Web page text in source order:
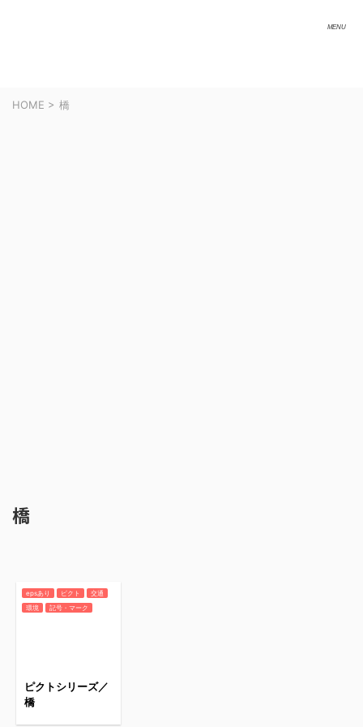
HOME > 橋
橋
epsあり ピクト
交通
環境
記号・マーク
ピクトシリーズ／
橋